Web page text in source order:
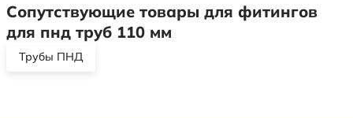
Сопутствующие товары для фитингов
для пнд труб 110 мм
Трубы ПНД